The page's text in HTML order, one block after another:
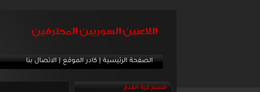
الصفحة الرئيسية|كادر الموقع|الاتصال بنا
قسم كرة القدم